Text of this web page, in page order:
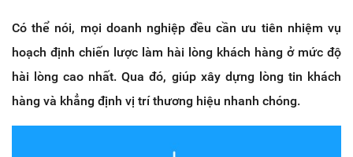
Có thể nói, mọi doanh nghiệp đều cần ưu tiên nhiệm vụ
hoạch định chiến lược làm hài lòng khách hàng ở mức độ
hài lòng cao nhất. Qua đó, giúp xây dựng lòng tin khách
hàng và khẳng định vị trí thương hiệu nhanh chóng.